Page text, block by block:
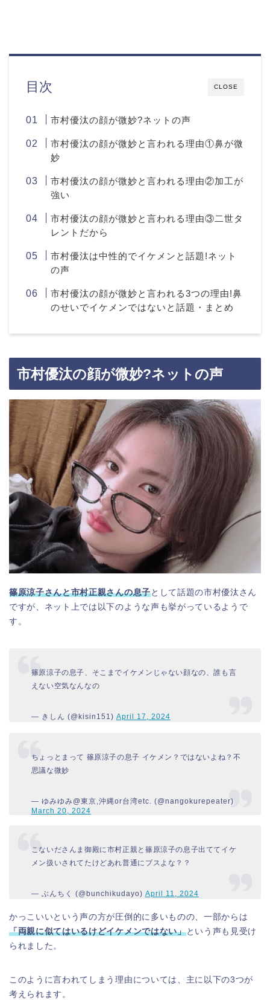
CLOSE
目次
市村優汰の顔が微妙?ネットの声
市村優汰の顔が微妙と言われる理由①鼻が微
妙
市村優汰の顔が微妙と言われる理由②加工が
強い
市村優汰の顔が微妙と言われる理由③二世タ
レントだから
市村優汰は中性的でイケメンと話題!ネット
の声
市村優汰の顔が微妙と言われる3つの理由!鼻
のせいでイケメンではないと話題・まとめ
市村優汰の顔が微妙?ネットの声
篠原涼子さんと市村正親さんの息子として話題の市村優汰さん
ですが、ネット上では以下のような声も挙がっているようで
す。
篠原涼子の息子、そこまでイケメンじゃない顔なの、誰も言
えない空気なんなの
— きしん (@kisin151) April 17, 2024
ちょっとまって 篠原涼子の息子 イケメン？ではないよね？不
思議な微妙
— ゆみゆみ@東京,沖縄or台湾etc. (@nangokurepeater)
March 20, 2024
こないださんま御殿に市村正親と篠原涼子の息子出ててイケ
メン扱いされてたけどあれ普通にブスよな？？
— ぶんちく (@bunchikudayo) April 11, 2024
かっこいいという声の方が圧倒的に多いものの、一部からは
「両親に似てはいるけどイケメンではない」という声も見受け
られました。
このように言われてしまう理由については、主に以下の3つが
考えられます。